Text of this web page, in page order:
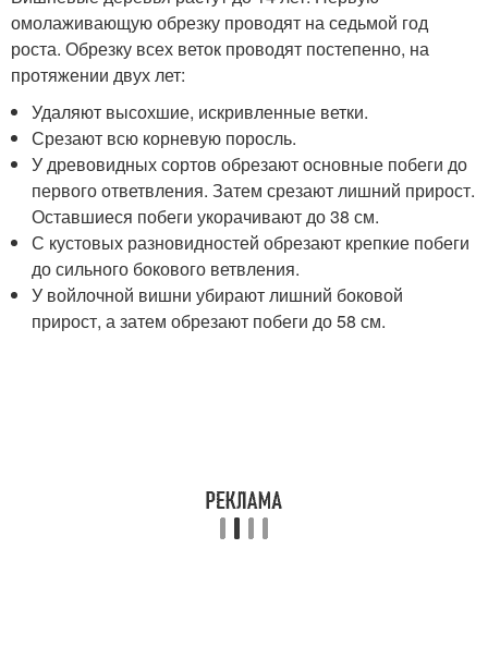
омолаживающую обрезку проводят на седьмой год
роста. Обрезку всех веток проводят постепенно, на
протяжении двух лет:
Удаляют высохшие, искривленные ветки.
Срезают всю корневую поросль.
У древовидных сортов обрезают основные побеги до
первого ответвления. Затем срезают лишний прирост.
Оставшиеся побеги укорачивают до 38 см.
С кустовых разновидностей обрезают крепкие побеги
до сильного бокового ветвления.
У войлочной вишни убирают лишний боковой
прирост, а затем обрезают побеги до 58 см.